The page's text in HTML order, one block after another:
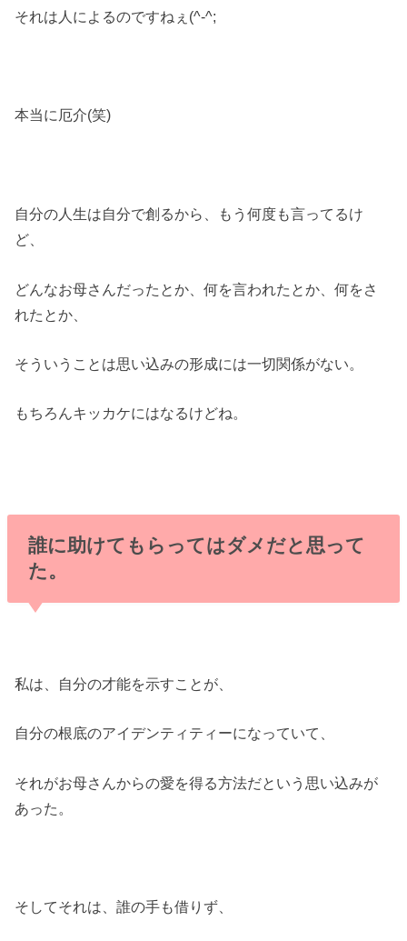
それは人によるのですねぇ(^-^;
本当に厄介(笑)
自分の人生は自分で創るから、もう何度も言ってるけ
ど、
どんなお母さんだったとか、何を言われたとか、何をさ
れたとか、
そういうことは思い込みの形成には一切関係がない。
もちろんキッカケにはなるけどね。
誰に助けてもらってはダメだと思って
た。
私は、自分の才能を示すことが、
自分の根底のアイデンティティーになっていて、
それがお母さんからの愛を得る方法だという思い込みが
あった。
そしてそれは、誰の手も借りず、